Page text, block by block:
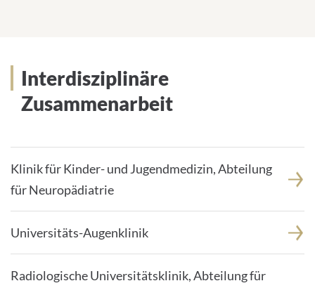
Interdisziplinäre
Zusammenarbeit
Klinik für Kinder- und Jugendmedizin, Abteilung
für Neuropädiatrie
Universitäts-Augenklinik
Radiologische Universitätsklinik, Abteilung für